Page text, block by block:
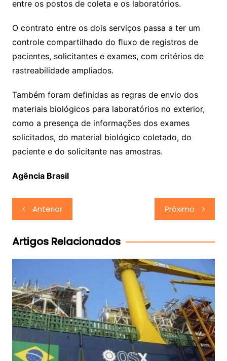
entre os postos de coleta e os laboratórios.
O contrato entre os dois serviços passa a ter um
controle compartilhado do ﬂuxo de registros de
pacientes, solicitantes e exames, com critérios de
rastreabilidade ampliados.
Também foram definidas as regras de envio dos
materiais biológicos para laboratórios no exterior,
como a presença de informações dos exames
solicitados, do material biológico coletado, do
paciente e do solicitante nas amostras.
Agência Brasil
Navegação
de
Post
Anterior Próximo
Artigos Relacionados